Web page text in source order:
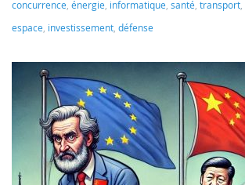
concurrence énergie informatique santé transport
espace investissement défense